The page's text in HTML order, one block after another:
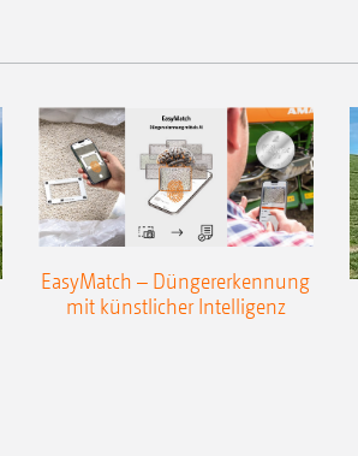
EasyMatch – Düngererkennung
mit künstlicher Intelligenz